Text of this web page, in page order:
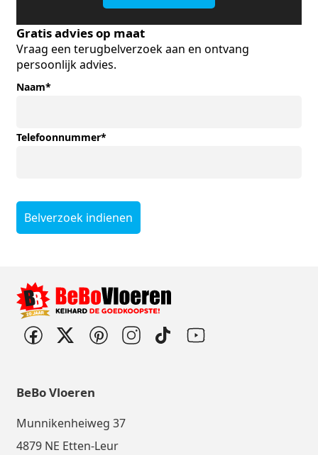
Gratis advies op maat
Vraag een terugbelverzoek aan en ontvang
persoonlijk advies.
Naam*
Telefoonnummer*
Belverzoek indienen
BeBo Vloeren
Munnikenheiweg 37
4879 NE Etten-Leur